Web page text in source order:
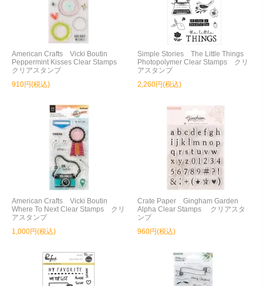
American Crafts Vicki Boutin
Peppermint Kisses Clear Stamps
クリアスタンプ
910円(税込)
Simple Stories The Little Things
Photopolymer Clear Stamps クリ
アスタンプ
2,260円(税込)
American Crafts Vicki Boutin
Where To Next Clear Stamps クリ
アスタンプ
1,000円(税込)
Crate Paper Gingham Garden
Alpha Clear Stamps クリアスタ
ンプ
960円(税込)